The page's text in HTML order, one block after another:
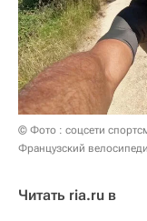
© Фото : соцсети
Французский
Читать ria.ru в